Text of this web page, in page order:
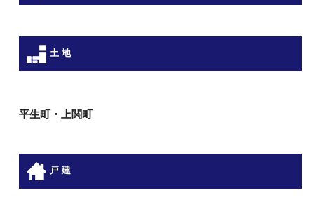
土 地
平生町・上関町
戸 建